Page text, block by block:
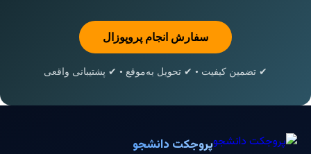
سفارش انجام پروپوزال
✔ تضمین کیفیت • ✔ تحویل به‌موقع • ✔ پشتیبانی واقعی
پروجکت دانشجو